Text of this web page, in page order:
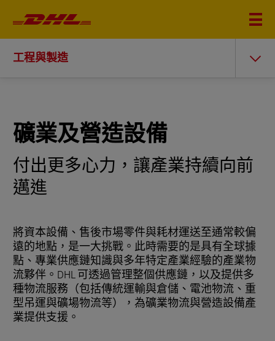
工程與製造
礦業及營造設備
付出更多心力，讓產業持續向前
邁進
將資本設備、售後市場零件與耗材運送至通常較偏
遠的地點，是一大挑戰。此時需要的是具有全球據
點、專業供應鏈知識與多年特定產業經驗的產業物
流夥伴。DHL 可透過管理整個供應鏈，以及提供多
種物流服務（包括傳統運輸與倉儲、電池物流、重
型吊運與礦場物流等），為礦業物流與營造設備產
業提供支援。